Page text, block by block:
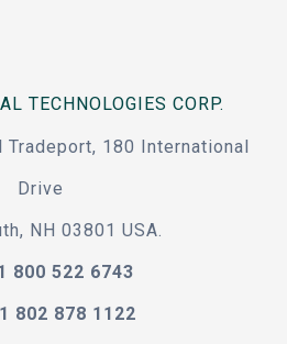
TECHNOLOGIES CORP.
180 International
Drive
NH 03801 USA.
800 522 6743
802 878 1122